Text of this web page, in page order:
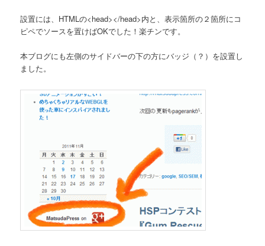
設置には、HTMLの<head></head>内と、表示箇所の２箇所にコ
ピペでソースを置けばOKでした！楽チンです。
本ブログにも左側のサイドバーの下の方にバッジ（？）を設置し
ました。